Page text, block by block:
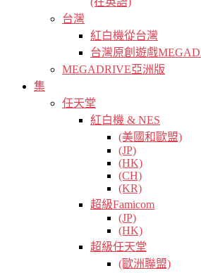
台灣
紅白機從台灣
台灣原創遊戲
MEGADRIVE亞洲版
集
任天堂
紅白機 & NES
(美國和歐盟)
(JP)
(HK)
(CH)
(KR)
超級Famicom
(JP)
(HK)
超級任天堂
(歐洲聯盟)